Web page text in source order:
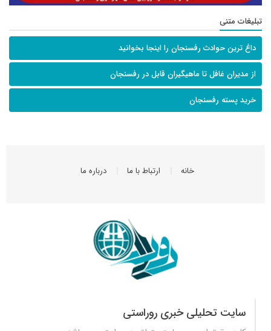
تبلیغات متنی
داغ ترین حوادث رفسنجان را اینجا بخوانید
از مدیران غافل تا ماهیگیران قابل در رفسنجان
خرید پسته رفسنجان
خانه ارتباط با ما درباره ما
سایت تحلیلی خبری روراستی